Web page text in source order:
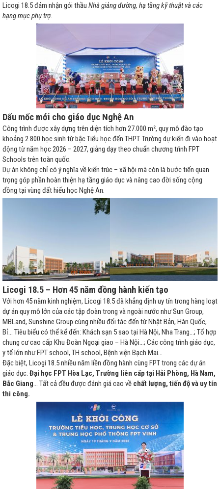
Licogi 18.5 đảm nhận gói thầu Nhà giảng đường, hạ tầng kỹ thuật và các
hạng mục phụ trợ.
Dấu mốc mới cho giáo dục Nghệ An
Công trình được xây dựng trên diện tích hơn 27.000 m², quy mô đào tạo
khoảng 2.800 học sinh từ bậc Tiểu học đến THPT. Trường dự kiến đi vào hoạt
động từ năm học 2026 – 2027, giảng dạy theo chuẩn chương trình FPT
Schools trên toàn quốc.
Dự án không chỉ có ý nghĩa về kiến trúc – xã hội mà còn là bước tiến quan
trọng góp phần hoàn thiện hạ tầng giáo dục và nâng cao đời sống cộng
đồng tại vùng đất hiếu học Nghệ An.
Licogi 18.5 – Hơn 45 năm đồng hành kiến tạo
Với hơn 45 năm kinh nghiệm, Licogi 18.5 đã khẳng định uy tín trong hàng loạt
dự án quy mô lớn của các tập đoàn trong và ngoài nước như Sun Group,
MBLand, Sunshine Group cùng nhiều đối tác đến từ Nhật Bản, Hàn Quốc,
Bỉ… Tiêu biểu có thể kể đến: Khách sạn 5 sao tại Hà Nội, Nha Trang…; Tổ hợp
chung cư cao cấp Khu Đoàn Ngoại giao – Hà Nội…; Các công trình giáo dục,
y tế lớn như FPT school, TH school, Bệnh viện Bạch Mai…
Đặc biệt, Licogi 18.5 nhiều năm liền đồng hành cùng FPT trong các dự án
giáo dục: Đại học FPT Hòa Lạc, Trường liên cấp tại Hải Phòng, Hà Nam,
Bắc Giang… Tất cả đều được đánh giá cao về chất lượng, tiến độ và uy tín
thi công.